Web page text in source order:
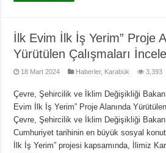
İlk Evim İlk İş Yerim” Proje
Yürütülen Çalışmaları
18 Mart 2024 Haberler, Karabük 3,393
Çevre, Şehircilik ve İklim Değişikliği
Evim İlk İş Yerim” Proje Alanında
Çevre, Şehircilik ve İklim Değişikliği
Cumhuriyet tarihinin en büyük sosyal
İlk İş Yerim” projesi kapsamında, İlimiz